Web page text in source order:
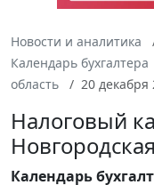
Новости и аналитика
Календарь бухгалтера
область
20 декабря
Налоговый
Календарь